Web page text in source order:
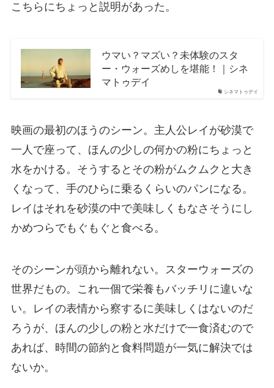
こちらにちょっと説明があった。
シネマトゥデイ
ウマい？マズい？未体験のスタ
ー・ウォーズめしを堪能！｜シネ
マトゥデイ
映画の最初のほうのシーン。主人公レイが砂漠で
一人で座って、ほんの少しの何かの粉にちょっと
水をかける。そうするとその粉がムクムクと大き
くなって、手のひらに乗るくらいのパンになる。
レイはそれを砂漠の中で美味しくもなさそうにし
かめつらでもぐもぐと食べる。
そのシーンが頭から離れない。スターウォーズの
世界だもの。これ一個で栄養もバッチリに違いな
い。レイの表情から察するに美味しくはないのだ
ろうが、ほんの少しの粉と水だけで一食済むので
あれば、時間の節約と食料問題が一気に解決では
ないか。